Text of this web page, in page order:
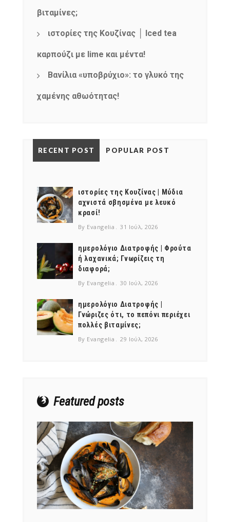
βιταμίνες;
ιστορίες της Κουζίνας │ Iced tea
καρπούζι με lime και μέντα!
Βανίλια «υποβρύχιο»: το γλυκό της
χαμένης αθωότητας!
RECENT POST POPULAR POST
ιστορίες της Κουζίνας | Μύδια
αχνιστά σβησμένα με λευκό
κρασί!
By Evangelia 31 Ιούλ, 2026
ημερολόγιο Διατροφής | Φρούτα
ή λαχανικά; Γνωρίζεις τη
διαφορά;
By Evangelia 30 Ιούλ, 2026
ημερολόγιο Διατροφής |
Γνώριζες ότι, το πεπόνι περιέχει
πολλές βιταμίνες;
By Evangelia 29 Ιούλ, 2026
Featured posts